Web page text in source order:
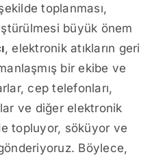
toplanması,
büyük önem
, elektronik atıkların geri
bir ekibe ve
cep telefonları,
ve diğer elektronik
topluyor, söküyor ve
Böylece,